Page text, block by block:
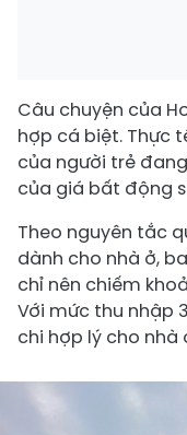
Câu chuyện của
hợp cá biệt. Thực
của người trẻ
của giá bất động
Theo nguyên tắc
dành cho nhà ở,
chỉ nên chiếm
Với mức thu nhập
chi hợp lý cho nhà